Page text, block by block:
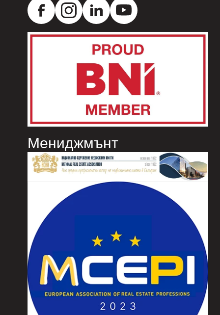
Мениджмънт